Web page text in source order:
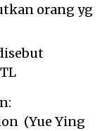
orang yg
(Yue Ying